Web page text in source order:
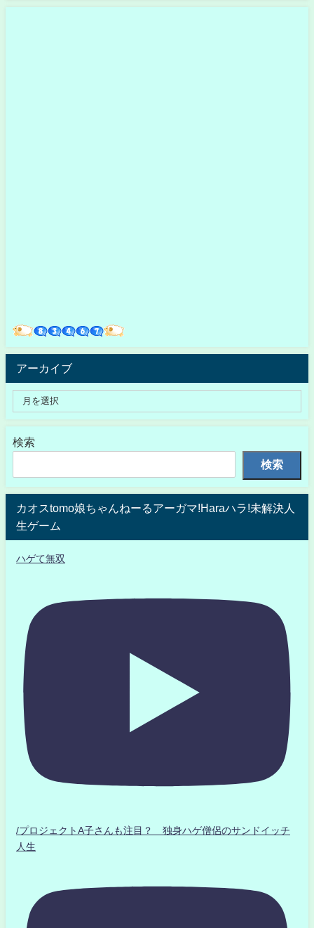
アーカイブ
検索
検索
カオスtomo娘ちゃんねーるアーガマ!Haraハラ!未解決人
生ゲーム
ハゲて無双
/プロジェクトA子さんも注目？ 独身ハゲ僧侶のサンドイッチ
人生